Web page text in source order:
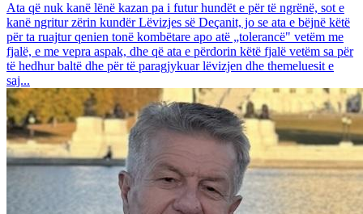
Ata që nuk kanë lënë kazan pa i futur hundët e për të ngrënë, sot e
kanë ngritur zërin kundër Lëvizjes së Deçanit, jo se ata e bëjnë këtë
për ta ruajtur qenien tonë kombëtare apo atë „tolerancë" vetëm me
fjalë, e me vepra aspak, dhe që ata e përdorin këtë fjalë vetëm sa për
të hedhur baltë dhe për të paragjykuar lëvizjen dhe themeluesit e
saj...